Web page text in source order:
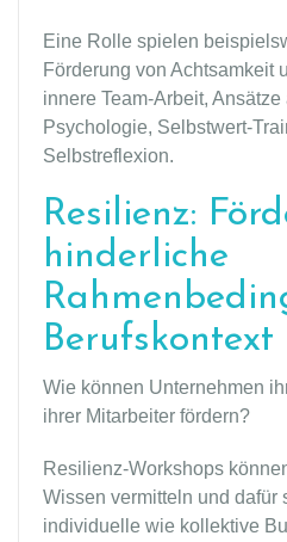
Eine Rolle spielen
Förderung von Achtsamkeit
innere Team-Arbeit,
Psychologie, Selbstwert-
Selbstreflexion.
Resilienz:
hinderliche
Berufskontext
Wie können Unternehmen
ihrer Mitarbeiter fördern?
Resilienz-Workshops
Wissen vermitteln und dafür
individuelle wie kollektive